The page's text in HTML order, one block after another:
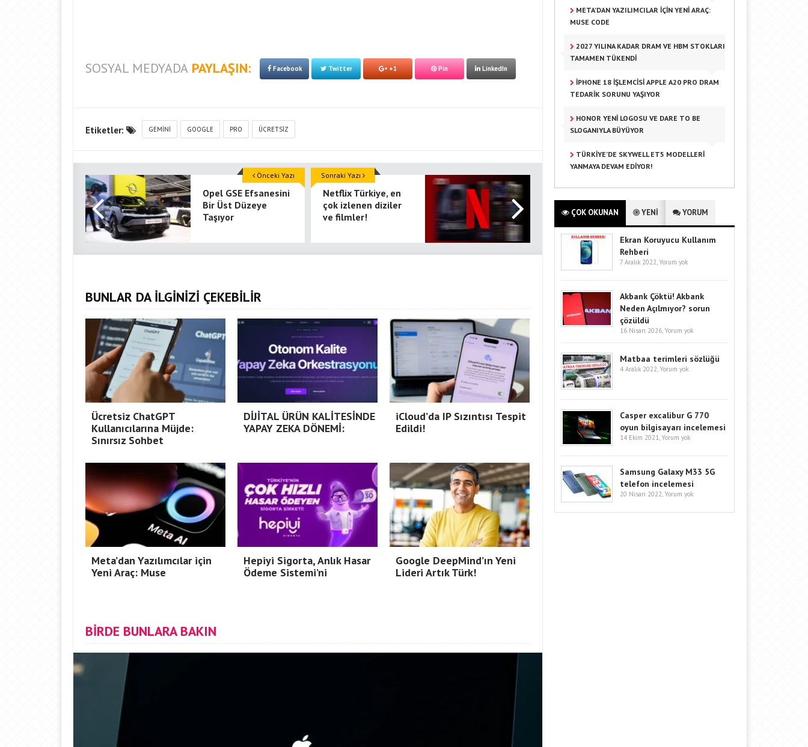
SOSYAL MEDYADA PAYLAŞIN: Facebook Twitter +1 Pin LinkedIn
Etiketler: GEMINI GOOGLE PRO ÜCRETSIZ
Opel GSE Efsanesini
Bir Üst Düzeye
Taşıyor
Önceki Yazı
Netflix Türkiye, en
çok izlenen diziler
ve filmler!
Sonraki Yazı
BUNLAR DA İLGİNİZİ ÇEKEBİLİR
Ücretsiz ChatGPT
Kullanıcılarına Müjde:
Sınırsız Sohbet
DİJİTAL ÜRÜN KALİTESİNDE
YAPAY ZEKA DÖNEMİ:
iCloud’da IP Sızıntısı Tespit
Edildi!
Meta’dan Yazılımcılar için
Yeni Araç: Muse
Hepiyi Sigorta, Anlık Hasar
Ödeme Sistemi’ni
Google DeepMind’ın Yeni
Lideri Artık Türk!
BİRDE BUNLARA BAKIN
META’DAN YAZILIMCILAR IÇIN YENI ARAÇ:
MUSE CODE
2027 YILINA KADAR DRAM VE HBM STOKLARI
TAMAMEN TÜKENDI
IPHONE 18 İŞLEMCISI APPLE A20 PRO DRAM
TEDARIK SORUNU YAŞIYOR
HONOR YENI LOGOSU VE DARE TO BE
SLOGANIYLA BÜYÜYOR
TÜRKIYE’DE SKYWELL ET5 MODELLERI
YANMAYA DEVAM EDIYOR!
ÇOK OKUNAN YENİ YORUM
Ekran Koruyucu Kullanım
Rehberi
7 Aralık 2022, Yorum yok
Akbank Çöktü! Akbank
Neden Açılmıyor? sorun
çözüldü
16 Nisan 2026, Yorum yok
Matbaa terimleri sözlüğü
4 Aralık 2022, Yorum yok
Casper excalibur G 770
oyun bilgisayarı incelemesi
14 Ekim 2021, Yorum yok
Samsung Galaxy M33 5G
telefon incelemesi
20 Nisan 2022, Yorum yok